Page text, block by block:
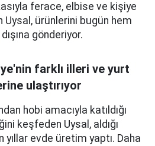
ferace, elbise ve kişiye
ürünlerini bugün hem
gönderiyor.
farklı illeri ve yurt
ulaştırıyor
hobi amacıyla katıldığı
keşfeden Uysal, aldığı
yıllar evde üretim yaptı. Daha